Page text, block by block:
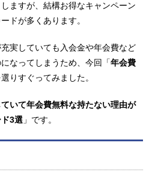
ますが、結構お得なキャンペーン
ドが多くあります。
実していても入会金や年会費など
なってしまうため、今回「年会費
りすぐってみました。
いて年会費無料な持たない理由が
3選 」です。